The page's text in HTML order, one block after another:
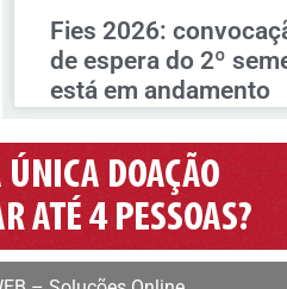
Fies 2026:
de espera do 2º
está em andamento